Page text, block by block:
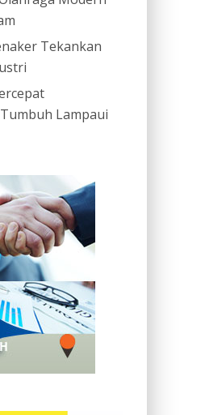
Tekankan
Lampaui